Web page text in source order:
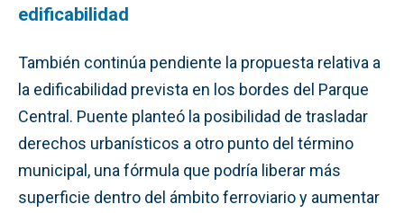
edificabilidad
También continúa pendiente la propuesta relativa a
la edificabilidad prevista en los bordes del Parque
Central. Puente planteó la posibilidad de trasladar
derechos urbanísticos a otro punto del término
municipal, una fórmula que podría liberar más
superficie dentro del ámbito ferroviario y aumentar